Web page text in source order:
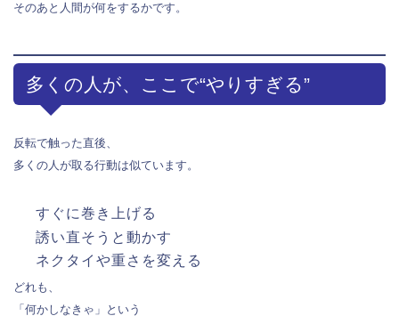
そのあと人間が何をするかです。
多くの人が、ここで“やりすぎる”
反転で触った直後、
多くの人が取る行動は似ています。
すぐに巻き上げる
誘い直そうと動かす
ネクタイや重さを変える
どれも、
「何かしなきゃ」という